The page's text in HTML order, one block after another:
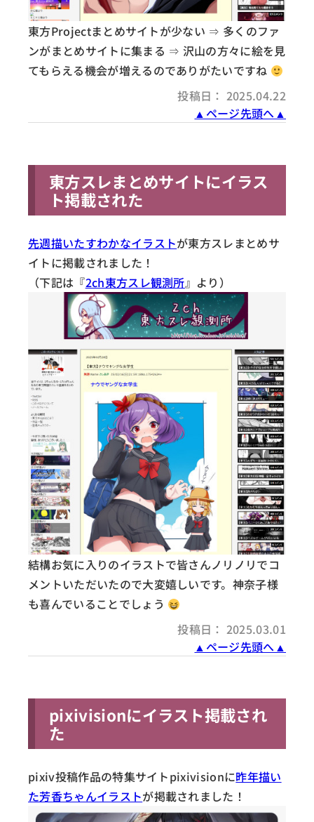
東方Projectまとめサイトが少ない ⇒ 多くのファ
ンがまとめサイトに集まる ⇒ 沢山の方々に絵を見
てもらえる機会が増えるのでありがたいですね
投稿日： 2025.04.22
▲ページ先頭へ▲
東方スレまとめサイトにイラス
ト掲載された
先週描いたすわかなイラストが東方スレまとめサ
イトに掲載されました！
（下記は『2ch東方スレ観測所』より）
結構お気に入りのイラストで皆さんノリノリでコ
メントいただいたので大変嬉しいです。神奈子様
も喜んでいることでしょう
投稿日： 2025.03.01
▲ページ先頭へ▲
pixivisionにイラスト掲載され
た
pixiv投稿作品の特集サイトpixivisionに昨年描い
た芳香ちゃんイラストが掲載されました！